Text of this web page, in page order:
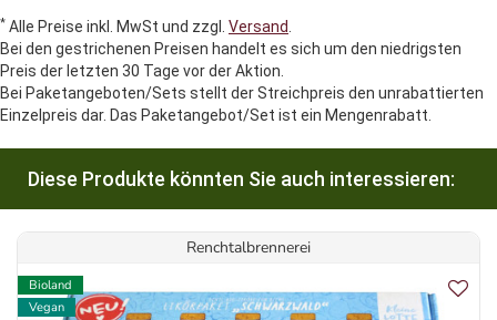
* Alle Preise inkl. MwSt und zzgl. Versand
Bei den gestrichenen Preisen handelt es sich um den niedrigsten
Preis der letzten 30 Tage vor der Aktion.
Bei Paketangeboten/Sets stellt der Streichpreis den unrabattierten
Einzelpreis dar. Das Paketangebot/Set ist ein Mengenrabatt.
Diese Produkte könnten Sie auch interessieren:
Renchtalbrennerei
Bioland
Vegan